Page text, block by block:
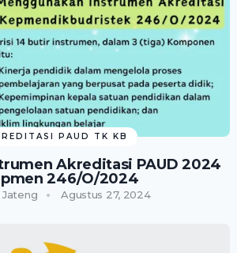
PAUD TK KB
Akreditasi PAUD 2024
246/O/2024
Jateng Agustus 27, 2024